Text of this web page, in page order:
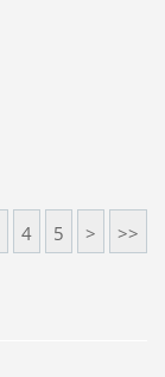
4 5 > >>